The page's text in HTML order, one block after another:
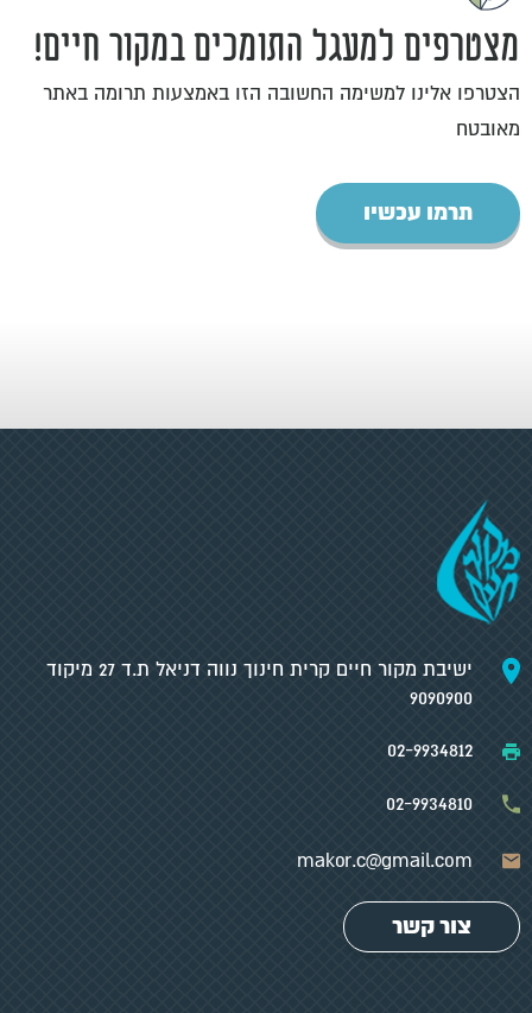
מצטרפים למעגל התומכים במקור חיים!
הצטרפו אלינו למשימה החשובה הזו באמצעות תרומה באתר
מאובטח
תרמו עכשיו
ישיבת מקור חיים קרית חינוך נווה דניאל ת.ד 27 מיקוד
9090900
02-9934812
02-9934810
makor.c@gmail.com
צור קשר